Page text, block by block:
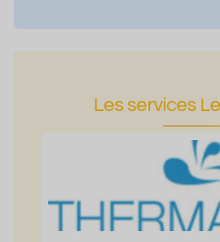
Les services